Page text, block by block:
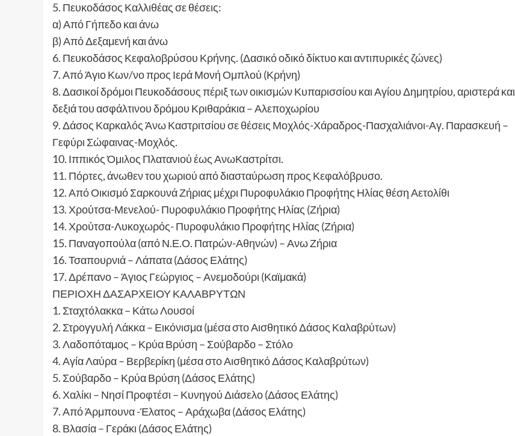
5. Πευκοδάσος Καλλιθέας σε θέσεις:
α) Από Γήπεδο και άνω
β) Από Δεξαμενή και άνω
6. Πευκοδάσος Κεφαλοβρύσου Κρήνης. (Δασικό οδικό δίκτυο και αντιπυρικές ζώνες)
7. Από Άγιο Κων/νο προς Ιερά Μονή Ομπλού (Κρήνη)
8. Δασικοί δρόμοι Πευκοδάσους πέριξ των οικισμών Κυπαρισσίου και Αγίου Δημητρίου, αριστερά και
δεξιά του ασφάλτινου δρόμου Κριθαράκια – Αλεποχωρίου
9. Δάσος Καρκαλός Άνω Καστριτσίου σε θέσεις Μοχλός-Χάραδρος-Πασχαλιάνοι-Αγ. Παρασκευή –
Γεφύρι Σώφαινας-Μοχλός.
10. Ιππικός Όμιλος Πλατανιού έως ΑνωΚαστρίτσι.
11. Πόρτες, άνωθεν του χωριού από διασταύρωση προς Κεφαλόβρυσο.
12. Από Οικισμό Σαρκουνά Ζήριας μέχρι Πυροφυλάκιο Προφήτης Ηλίας θέση Αετολίθι
13. Χρούτσα-Μενελού- Πυροφυλάκιο Προφήτης Ηλίας (Ζήρια)
14. Χρούτσα-Λυκοχωρός- Πυροφυλάκιο Προφήτης Ηλίας (Ζήρια)
15. Παναγοπούλα (από Ν.Ε.Ο. Πατρών-Αθηνών) – Ανω Ζήρια
16. Τσαπουρνιά – Λάπατα (Δάσος Ελάτης)
17. Δρέπανο – Άγιος Γεώργιος – Ανεμοδούρι (Καϊμακά)
ΠΕΡΙΟΧΗ ΔΑΣΑΡΧΕΙΟΥ ΚΑΛΑΒΡΥΤΩΝ
1. Σταχτόλακκα – Κάτω Λουσοί
2. Στρογγυλή Λάκκα – Εικόνισμα (μέσα στο Αισθητικό Δάσος Καλαβρύτων)
3. Λαδοπόταμος – Κρύα Βρύση – Σούβαρδο – Στόλο
4. Αγία Λαύρα – Βερβερίκη (μέσα στο Αισθητικό Δάσος Καλαβρύτων)
5. Σούβαρδο – Κρύα Βρύση (Δάσος Ελάτης)
6. Χαλίκι – Νησί Προφτέσι – Κυνηγού Διάσελο (Δάσος Ελάτης)
7. Από Άρμπουνα -Έλατος – Αράχωβα (Δάσος Ελάτης)
8. Βλασία – Γεράκι (Δάσος Ελάτης)